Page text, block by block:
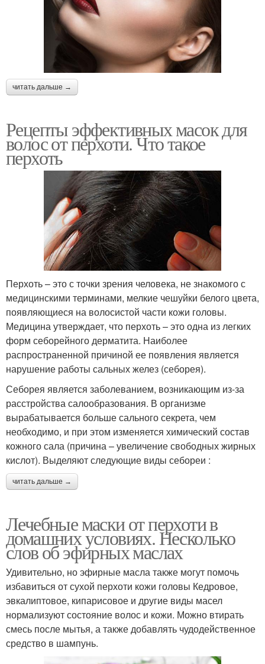
читать дальше →
Рецепты эффективных масок для
волос от перхоти. Что такое
перхоть
Перхоть – это с точки зрения человека, не знакомого с
медицинскими терминами, мелкие чешуйки белого цвета,
появляющиеся на волосистой части кожи головы.
Медицина утверждает, что перхоть – это одна из легких
форм себорейного дерматита. Наиболее
распространенной причиной ее появления является
нарушение работы сальных желез (себорея).
Себорея является заболеванием, возникающим из-за
расстройства салообразования. В организме
вырабатывается больше сального секрета, чем
необходимо, и при этом изменяется химический состав
кожного сала (причина – увеличение свободных жирных
кислот). Выделяют следующие виды себореи :
читать дальше →
Лечебные маски от перхоти в
домашних условиях. Несколько
слов об эфирных маслах
Удивительно, но эфирные масла также могут помочь
избавиться от сухой перхоти кожи головы Кедровое,
эвкалиптовое, кипарисовое и другие виды масел
нормализуют состояние волос и кожи. Можно втирать
смесь после мытья, а также добавлять чудодейственное
средство в шампунь.